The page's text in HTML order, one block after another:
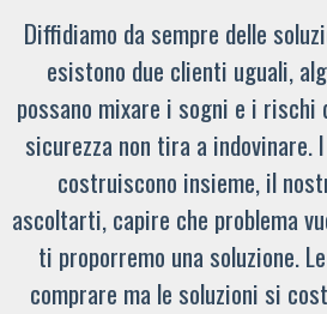
Diffidiamo da sempre delle
esistono due clienti uguali,
possano mixare i sogni e i rischi
sicurezza non tira a
costruiscono insieme, il
ascoltarti, capire che problema
ti proporremo una soluzione.
comprare ma le soluzioni si